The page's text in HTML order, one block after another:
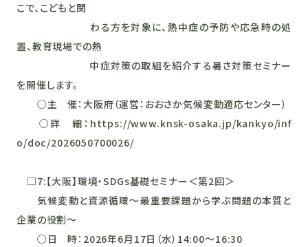
こで、こどもと関
わる方を対象に、熱中症の予防や応急時の処
置、教育現場での熱
中症対策の取組を紹介する暑さ対策セミナー
を開催します。
○主 催：大阪府（運営：おおさか気候変動適応センター）
○詳 細：https://www.knsk-osaka.jp/kankyo/inf
o/doc/2026050700026/
□7:【大阪】環境・SDGs基礎セミナー＜第2回＞
気候変動と資源循環～最重要課題から学ぶ問題の本質と
企業の役割～
○日 時：2026年6月17日（水）14:00～16:30